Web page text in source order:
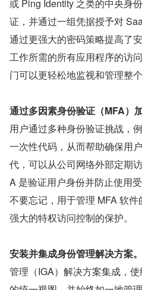
或 Ping Identity 之类的中央身
证，并通过一组凭据授予对
通过更强大的密码策略提高了
工作所需的所有应用程序的访
门可以更轻松地监视和管理整个
通过多因素身份验证（MFA）
用户通过多种身份验证挑战，
一次性代码，从而帮助确保用
代，可以从公司网络外部定期
A 是验证用户身份并防止使用
不要忘记，用于管理 MFA 软
强大的特权访问控制的保护。
安装并集成身份管理解决方案。
管理（IGA）解决方案集成，